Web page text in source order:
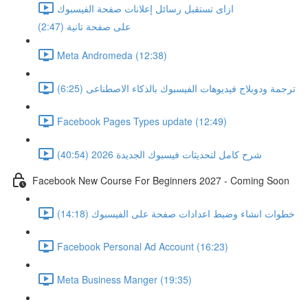
ازاى تستقبل رسائل إعلانات صفحة الفيسبوك
على صفحة تانية (2:47)
Meta Andromeda (12:38)
ترجمة ودوبلاج فيديوهات الفيسبوك بالذكاء الاصطناعى (6:25)
Facebook Pages Types update (12:49)
شرح كامل لتحديثات فيسبوك الجديدة 2026 (40:54)
Facebook New Course For Beginners 2027 - Coming Soon
خطوات انشاء وضبط اعدادات صفحة على الفيسبوك (14:18)
Facebook Personal Ad Account (16:23)
Meta Business Manger (19:35)